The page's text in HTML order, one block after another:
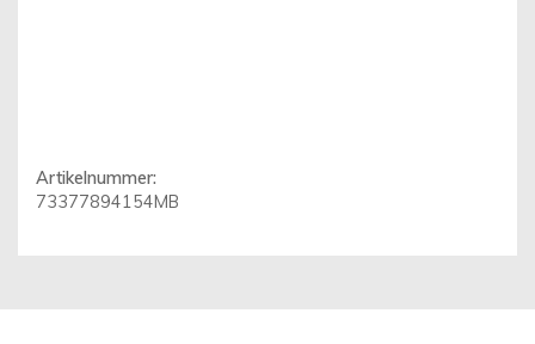
Artikelnummer:
73377894154MB